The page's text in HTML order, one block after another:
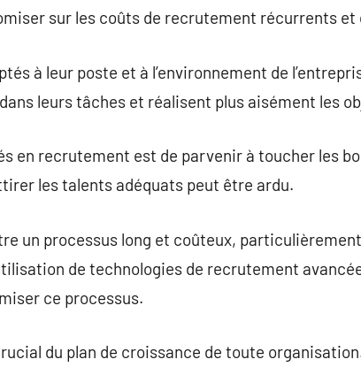
sur les coûts de recrutement récurrents
à leur poste et à l’environnement de
leurs tâches et réalisent plus aisément les
en recrutement est de parvenir à toucher les
les talents adéquats peut être ardu.
un processus long et coûteux,
de technologies de recrutement
ce processus.
du plan de croissance de toute